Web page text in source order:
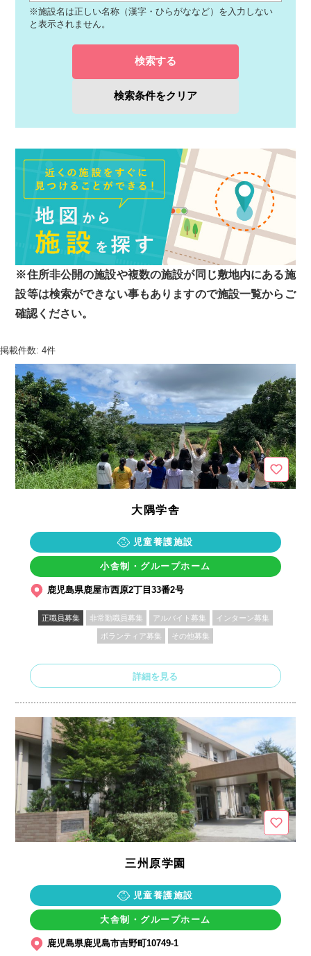
※施設名は正しい名称（漢字・ひらがななど）を入力しない
と表示されません。
検索する
検索条件をクリア
※住所非公開の施設や複数の施設が同じ敷地内にある施
設等は検索ができない事もありますので施設一覧からご
確認ください。
掲載件数: 4件
大隅学舎
児童養護施設
小舎制・グループホーム
鹿児島県鹿屋市西原2丁目33番2号
正職員募集 非常勤職員募集 アルバイト募集 インターン募集
ボランティア募集 その他募集
詳細を見る
三州原学園
児童養護施設
大舎制・グループホーム
鹿児島県鹿児島市吉野町10749-1